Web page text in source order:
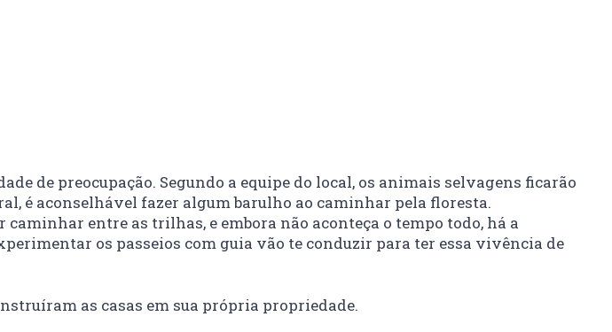
de preocupação. Segundo a equipe do local, os animais selvagens ficarão
é aconselhável fazer algum barulho ao caminhar pela floresta.
entre as trilhas, e embora não aconteça o tempo todo, há a
os passeios com guia vão te conduzir para ter essa vivência de
as casas em sua própria propriedade.